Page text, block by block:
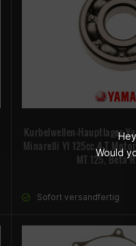
Kurbelwellen-Hauptlager
Minarelli YI 125cc 4-T Motor
MT 125, Beta
Sofort versandfertig
Would